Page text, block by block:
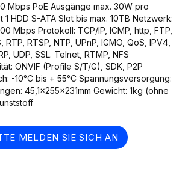
Mbps PoE Ausgänge max. 30W pro
1 HDD S-ATA Slot bis max. 10TB Netzwerk:
Mbps Protokoll: TCP/IP, ICMP, http, FTP,
RTP, RTSP, NTP, UPnP, IGMO, QoS, IPV4,
UDP, SSL. Telnet, RTMP, NFS
ONVIF (Profile S/T/G), SDK, P2P
-10°C bis + 55°C Spannungsversorgung:
45,1x255x231mm Gewicht: 1kg (ohne
MELDEN SIE SICH AN